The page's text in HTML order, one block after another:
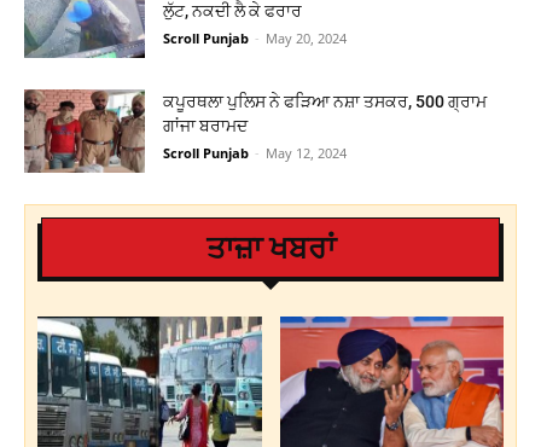
ਲੁੱਟ, ਨਕਦੀ ਲੈ ਕੇ ਫਰਾਰ
Scroll Punjab - May 20, 2024
ਕਪੂਰਥਲਾ ਪੁਲਿਸ ਨੇ ਫੜਿਆ ਨਸ਼ਾ ਤਸਕਰ, 500 ਗ੍ਰਾਮ
ਗਾਂਜਾ ਬਰਾਮਦ
Scroll Punjab - May 12, 2024
ਤਾਜ਼ਾ ਖਬਰਾਂ